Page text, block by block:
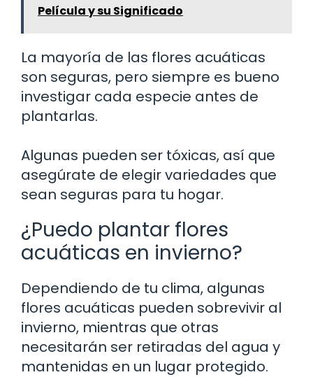
Película y su Significado
La mayoría de las flores acuáticas
son seguras, pero siempre es bueno
investigar cada especie antes de
plantarlas.
Algunas pueden ser tóxicas, así que
asegúrate de elegir variedades que
sean seguras para tu hogar.
¿Puedo plantar flores
acuáticas en invierno?
Dependiendo de tu clima, algunas
flores acuáticas pueden sobrevivir al
invierno, mientras que otras
necesitarán ser retiradas del agua y
mantenidas en un lugar protegido.